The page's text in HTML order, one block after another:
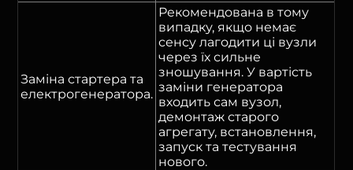
Заміна стартера та
електрогенератора.
Рекомендована в тому
випадку, якщо немає
сенсу лагодити ці вузли
через їх сильне
зношування. У вартість
заміни генератора
входить сам вузол,
демонтаж старого
агрегату, встановлення,
запуск та тестування
нового.